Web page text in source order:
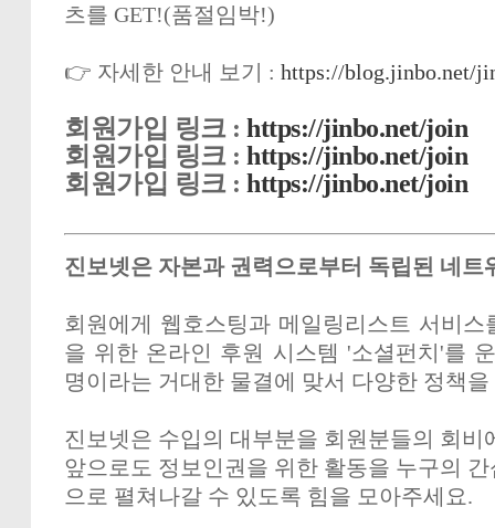
츠를 GET!(품절임박!)
👉 자세한 안내 보기 : https://blog.jinbo.net/
회원가입 링크 : https://jinbo.net/join
회원가입 링크 : https://jinbo.net/join
회원가입 링크 : https://jinbo.net/join
진보넷은 자본과 권력으로부터 독립된 네트
회원에게 웹호스팅과 메일링리스트 서비스
을 위한 온라인 후원 시스템 '소셜펀치'를
명이라는 거대한 물결에 맞서 다양한 정책
진보넷은 수입의 대부분을 회원분들의 회비
앞으로도 정보인권을 위한 활동을 누구의
으로 펼쳐나갈 수 있도록 힘을 모아주세요.